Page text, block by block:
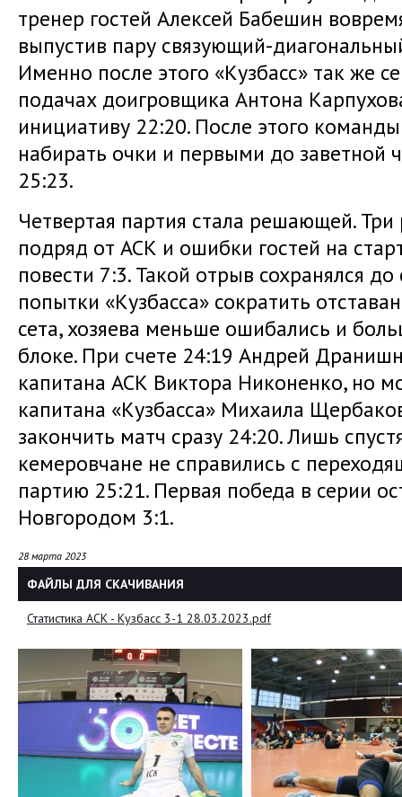
тренер гостей Алексей Бабешин
выпустив пару связующий-
Именно после этого «Кузбасс» так же
подачах доигровщика Антона
инициативу 22:20. После этого
набирать очки и первыми до заветной
25:23.
Четвертая партия стала решающей. Три
подряд от АСК и ошибки гостей на
повести 7:3. Такой отрыв сохранялся
попытки «Кузбасса» сократить
сета, хозяева меньше ошибались и
блоке. При счете 24:19 Андрей
капитана АСК Виктора Никоненко, но
капитана «Кузбасса» Михаила
закончить матч сразу 24:20. Лишь
кемеровчане не справились с
партию 25:21. Первая победа в серии
Новгородом 3:1.
28 марта 2023
ФАЙЛЫ ДЛЯ СКАЧИВАНИЯ
Статистика АСК - Кузбасс 3-1 28.03.2023.pdf